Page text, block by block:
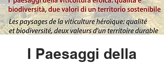
I Paesaggi della